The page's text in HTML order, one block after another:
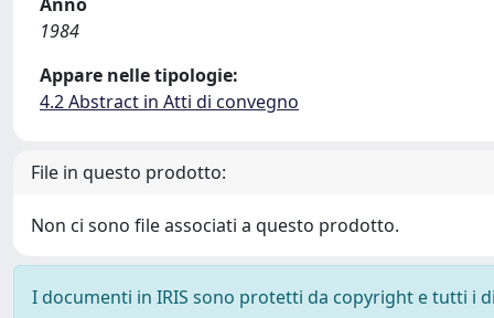
1984
Appare nelle tipologie:
4.2 Abstract in Atti di convegno
File in questo prodotto:
Non ci sono file associati a questo prodotto.
I documenti in IRIS sono protetti da copyright e tutti i